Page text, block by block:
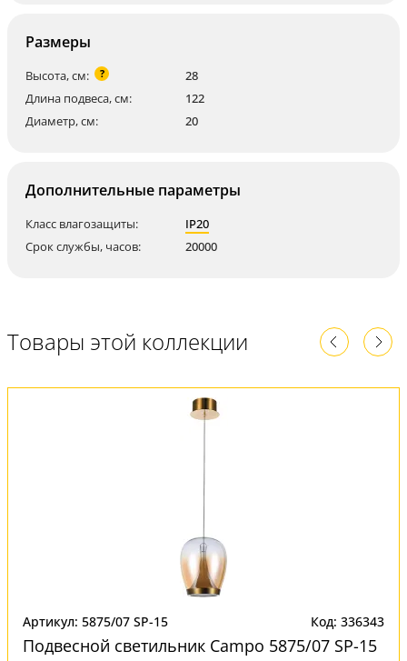
Размеры
Высота, см: ?
28
Длина подвеса, см:
122
Диаметр, см:
20
Дополнительные параметры
Класс влагозащиты:
IP20
Срок службы, часов:
20000
Товары этой коллекции
Артикул: 5875/07 SP-15 Код: 336343
Подвесной светильник Campo 5875/07 SP-15